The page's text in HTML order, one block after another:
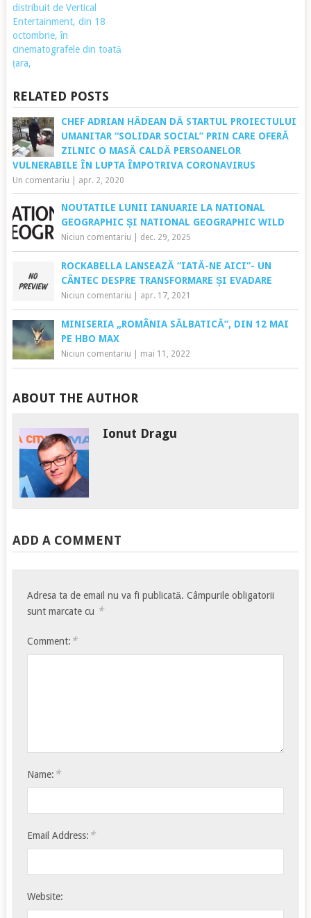
distribuit de Vertical
Entertainment, din 18
octombrie, în
cinematografele din toată
țara,
RELATED POSTS
CHEF ADRIAN HĂDEAN DĂ STARTUL PROIECTULUI
UMANITAR “SOLIDAR SOCIAL” PRIN CARE OFERĂ
ZILNIC O MASĂ CALDĂ PERSOANELOR
VULNERABILE ÎN LUPTA ÎMPOTRIVA CORONAVIRUS
Un comentariu apr. 2, 2020
NOUTATILE LUNII IANUARIE LA NATIONAL
GEOGRAPHIC ȘI NATIONAL GEOGRAPHIC WILD
Niciun comentariu dec. 29, 2025
ROCKABELLA LANSEAZĂ “IATĂ-NE AICI”- UN
CÂNTEC DESPRE TRANSFORMARE ȘI EVADARE
Niciun comentariu apr. 17, 2021
MINISERIA „ROMÂNIA SĂLBATICĂ”, DIN 12 MAI
PE HBO MAX
Niciun comentariu mai 11, 2022
ABOUT THE AUTHOR
Ionut Dragu
ADD A COMMENT
Adresa ta de email nu va fi publicată. Câmpurile obligatorii
sunt marcate cu *
Comment: *
Name: *
Email Address: *
Website: